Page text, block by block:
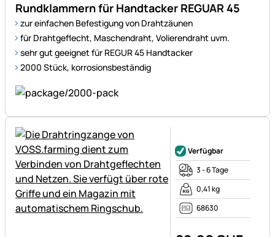
Rundklammern für Handtacker REGUAR 45
zur einfachen Befestigung von Drahtzäunen
für Drahtgeflecht, Maschendraht, Volierendraht uvm.
sehr gut geeignet für REGUR 45 Handtacker
2000 Stück, korrosionsbeständig
Verfügbar
3 - 6 Tage
0,41 kg
68630